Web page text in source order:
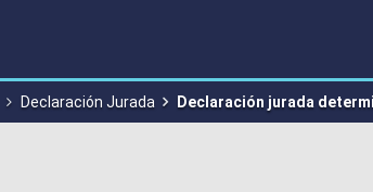
Declaración Jurada Declaración jurada